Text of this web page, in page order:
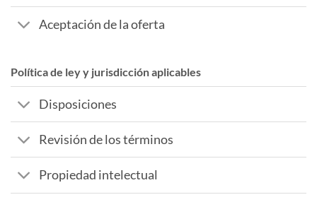
Aceptación de la oferta
Política de ley y jurisdicción aplicables
Disposiciones
Revisión de los términos
Propiedad intelectual